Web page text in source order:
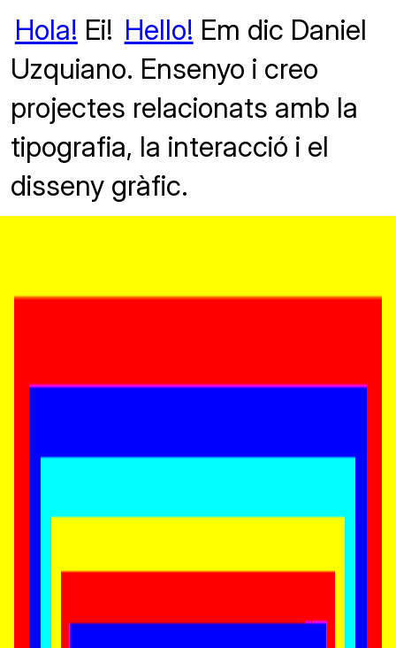
Hola! Ei! Hello! Em dic Daniel
Uzquiano. Ensenyo i creo
projectes relacionats amb la
tipografia, la interacció i el
disseny gràfic.